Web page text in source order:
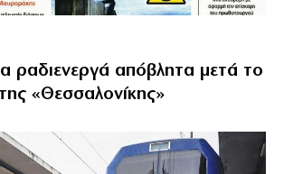
ραδιενεργά απόβλητα μετά το
«Θεσσαλονίκης»